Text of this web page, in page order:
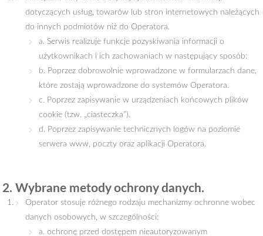
dotyczących usług, towarów lub stron internetowych należących
do innych podmiotów niż do Operatora.
a. Serwis realizuje funkcje pozyskiwania informacji o
użytkownikach i ich zachowaniach w następujący sposób:
b. Poprzez dobrowolnie wprowadzone w formularzach dane,
które zostają wprowadzone do systemów Operatora.
c. Poprzez zapisywanie w urządzeniach końcowych plików
cookie (tzw. „ciasteczka”).
d. Poprzez zapisywanie technicznych logów na poziomie
serwera www, poczty oraz aplikacji Operatora.
2. Wybrane metody ochrony danych.
Operator stosuje różnego rodzaju mechanizmy ochronne wobec
danych osobowych, w szczególności:
a. ochronę przed dostępem nieautoryzowanym